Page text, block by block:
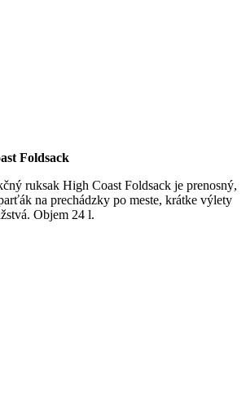
Foldsack
ruksak High Coast Foldsack je prenosný,
na prechádzky po meste, krátke výlety
Objem 24 l.